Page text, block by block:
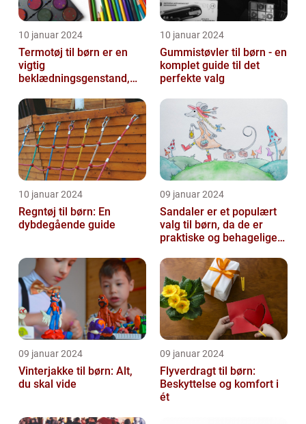
10 januar 2024
Termotøj til børn er en
vigtig
beklædningsgenstand,
kommer igennem kolde
vi...
10 januar 2024
Gummistøvler til børn - en
komplet guide til det
perfekte valg
10 januar 2024
Regntøj til børn: En
dybdegående guide
09 januar 2024
Sandaler er et populært
valg til børn, da de er
praktiske og behagelige
09 januar 2024
Vinterjakke til børn: Alt,
du skal vide
09 januar 2024
Flyverdragt til børn:
Beskyttelse og komfort i
ét